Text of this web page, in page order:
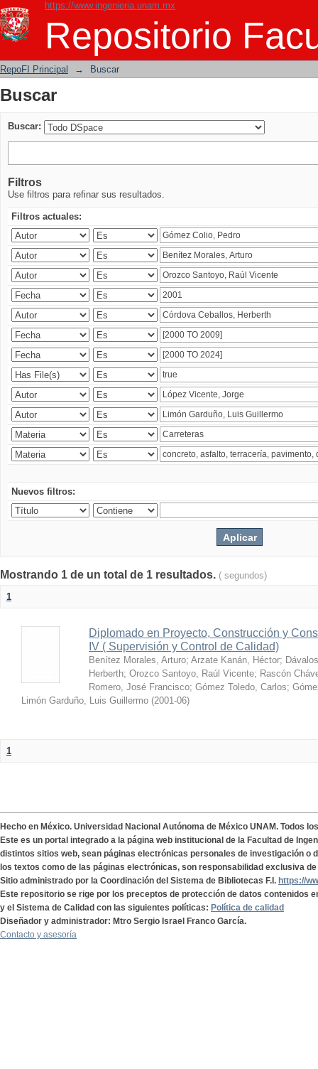
https://www.ingenieria.unam.mx
Repositorio
Buscar
RepoFI Principal → Buscar
Buscar
Buscar:
Filtros
Use filtros para refinar sus resultados.
Filtros actuales:
Nuevos filtros:
Mostrando 1 de un total de 1 resultados. ( segundos)
1
Diplomado en Proyecto, Construcción y
IV ( Supervisión y Control de Calidad)
Benítez Morales, Arturo; Arzate Kanán, Héctor;
Herberth; Orozco Santoyo, Raúl Vicente; Rascón
Romero, José Francisco; Gómez Toledo, Carlos;
Limón Garduño, Luis Guillermo (2001-06)
1
Hecho en México. Universidad Nacional Autónoma de México UNAM. Todos
Este es un portal integrado a la página web institucional de la Facultad de
distintos sitios web, sean páginas electrónicas personales de investigación o
los textos como de las páginas electrónicas, son responsabilidad exclusiva
Sitio administrado por la Coordinación del Sistema de Bibliotecas F.I. https://
Este repositorio se rige por los preceptos de protección de datos contenidos
y el Sistema de Calidad con las siguientes políticas: Política de calidad
Diseñador y administrador: Mtro Sergio Israel Franco García.
Contacto y asesoría